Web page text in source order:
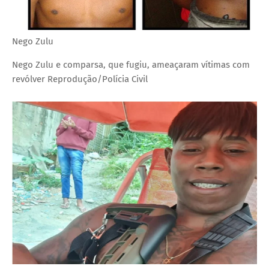
Nego Zulu
Nego Zulu e comparsa, que fugiu, ameaçaram vítimas com
revólver Reprodução/Polícia Civil